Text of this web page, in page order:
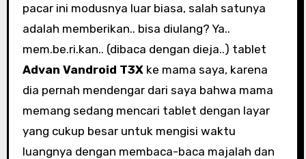
pacar ini modusnya luar biasa, salah satunya
adalah memberikan.. bisa diulang? Ya..
mem.be.ri.kan.. (dibaca dengan dieja..) tablet
Advan Vandroid T3Xke mama saya, karena
dia pernah mendengar dari saya bahwa mama
memang sedang mencari tablet dengan layar
yang cukup besar untuk mengisi waktu
luangnya dengan membaca-baca majalah dan